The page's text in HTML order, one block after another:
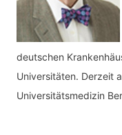
deutschen
Universitäten. Derzeit
Universitätsmedizin